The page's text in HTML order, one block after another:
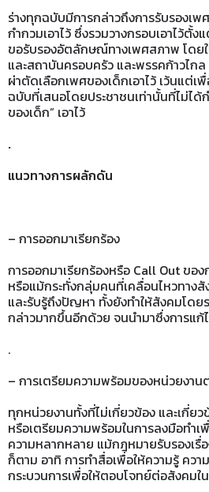
ร่างทุกฉบับมีการกล่าวถึงการรับรองเพ
กำกวมเอาไว้ ซึ่งรวมวางกรอบเอาไว้ตั้
ขอรับรองอัตลักษณ์ทางเพศสภาพ โดย
และสถาบันครอบครัว และพรรคก้าวไก
ผ่าตัดเลือกเพศของเด็กเอาไว้ เว้นแต่
ฉบับที่เสนอโดยประชาชนเท่านั้นที่ไม่ไ
ของเด็ก” เอาไว้
.
แนวทางการผลักดัน
– การออกมาเรียกร้อง
การออกมาเรียกร้องหรือ Call Out ขอ
หรือแม้กระทั่งกลุ่มคนที่เคลื่อนไหวทางสั
และรับรู้ถึงปัญหา ทั้งยังทำให้สังคมโด
กล่าวมากขึ้นอีกด้วย จนนำมาซึ่งการแก้
.
– การเตรียมความพร้อมของหน่วยงาน
ทุกหน่วยงานทั้งที่ไม่เกี่ยวข้อง และเกี่ย
หรือเตรียมความพร้อมในการลงมือทำ
ความหลากหลาย แม้กฎหมายรับรองเรื่
ก็ตาม อาทิ การทำสื่อเพื่อให้ความรู้ ควา
กระบวนการเพื่อให้ตอบโจทย์ต่อสังคมใ